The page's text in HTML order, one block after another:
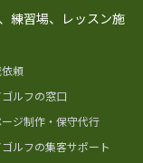
練習場、レッスン施
頼
ルフの窓口
ジ制作・保守代行
ルフの集客サポート